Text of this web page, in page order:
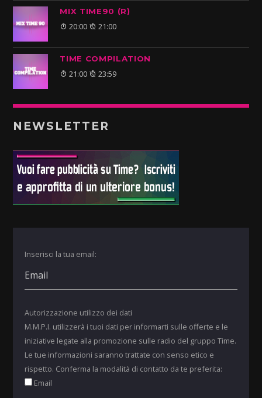
MIX TIME90 (R)
20:00 21:00
TIME COMPILATION
21:00 23:59
NEWSLETTER
Inserisci la tua email:
Autorizzazione utilizzo dei dati
M.M.P.I. utilizzerà i tuoi dati per informarti sulle offerte e le
iniziative legate alla promozione sulle radio del gruppo Time.
Le tue informazioni saranno trattate con senso etico e
rispetto. Conferma la modalità di contatto da te preferita:
Email